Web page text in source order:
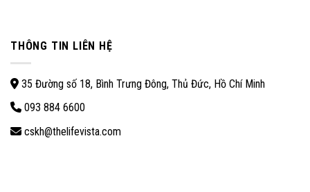
THÔNG TIN LIÊN HỆ
35 Đường số 18, Bình Trưng Đông, Thủ Đức, Hồ Chí Minh
093 884 6600
cskh@thelifevista.com